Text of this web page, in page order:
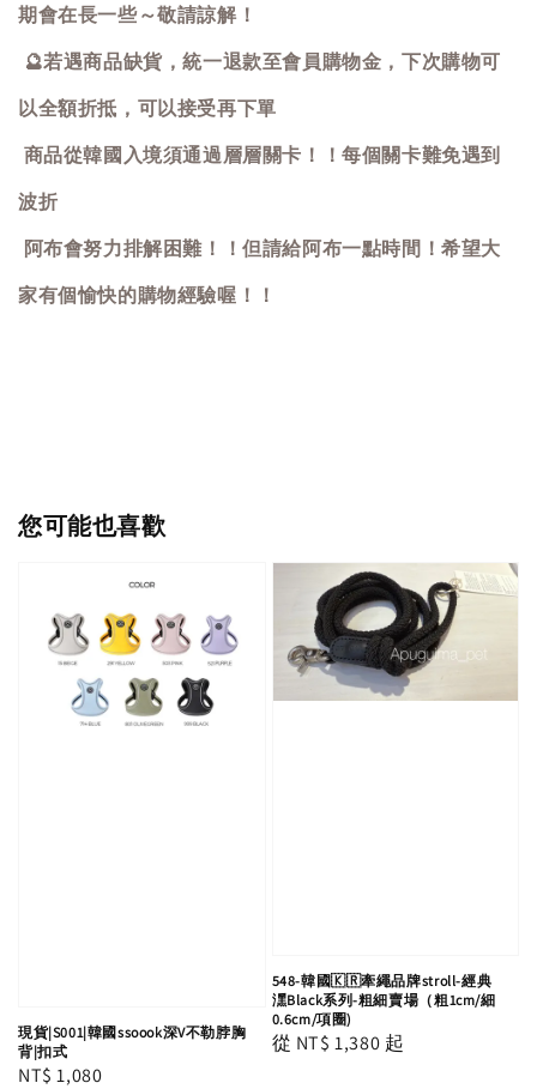
期會在長一些～敬請諒解！
🔮若遇商品缺貨，統一退款至會員購物金，下次購物可
以全額折抵，可以接受再下單
商品從韓國入境須通過層層關卡！！每個關卡難免遇到
波折
阿布會努力排解困難！！但請給阿布一點時間！希望大
家有個愉快的購物經驗喔！！
您可能也喜歡
現貨|S001|韓國ssoook深V不勒脖胸
背|扣式
Regular
NT$ 1,080
548-韓國🇰🇷牽繩品牌stroll-經典
潶Black系列-粗細賣場（粗1cm/細
0.6cm/項圈)
Regular
從 NT$ 1,380 起